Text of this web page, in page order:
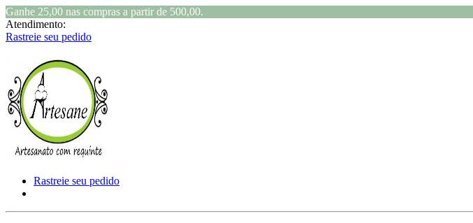
Ganhe 25,00 nas compras a partir de 500,00.
Atendimento:
Rastreie seu pedido
Rastreie seu pedido